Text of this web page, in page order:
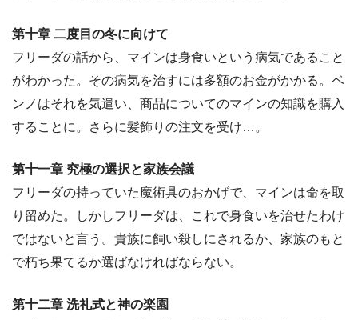
第十章 二度目の冬に向けて
フリーダの話から、マインは身食いという病気であること
がわかった。その病気を治すには多額のお金がかかる。ベ
ンノはそれを気遣い、商品についてのマインの知識を購入
することに。さらに髪飾りの注文を受け…。
第十一章 究極の選択と家族会議
フリーダの持っていた魔術具のおかげで、マインは命を取
り留めた。しかしフリーダは、これで身食いを治せたわけ
ではないと言う。貴族に飼い殺しにされるか、家族のもと
で朽ち果てるか選ばなければならない。
第十二章 洗礼式と神の楽園